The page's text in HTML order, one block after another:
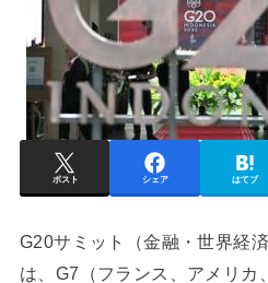
ポスト シェア はてブ
G20サミット（金融・世界経
は、G7（フランス、アメリカ